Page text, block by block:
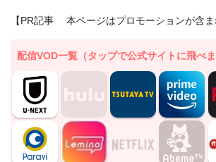
【PR記事 本ページはプロモーションが含ま
配信VOD一覧（タップで公式サイトに飛べま